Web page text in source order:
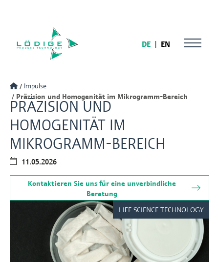
DE | EN
Impulse
Präzision und Homogenität im Mikrogramm-Bereich
PRÄZISION UND
HOMOGENITÄT IM
MIKROGRAMM-BEREICH
11.05.2026
Kontaktieren Sie uns für eine unverbindliche
Beratung
LIFE SCIENCE TECHNOLOGY